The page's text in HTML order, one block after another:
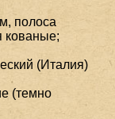
полоса
кованые;
(Италия)
(темно